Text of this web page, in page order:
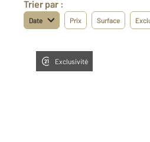
Trier par :
Date Prix Surface
Exclusivité